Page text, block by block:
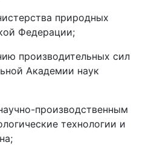
природных
Федерации;
производительных сил
Академии наук
производственным
технологии и